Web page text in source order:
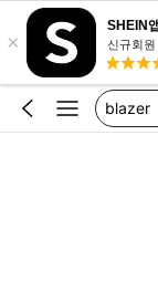
× 신규회
나시
blazer